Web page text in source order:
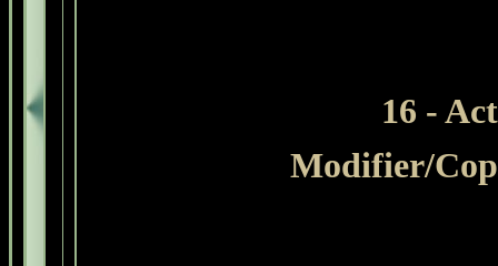
16 -
Modifier/